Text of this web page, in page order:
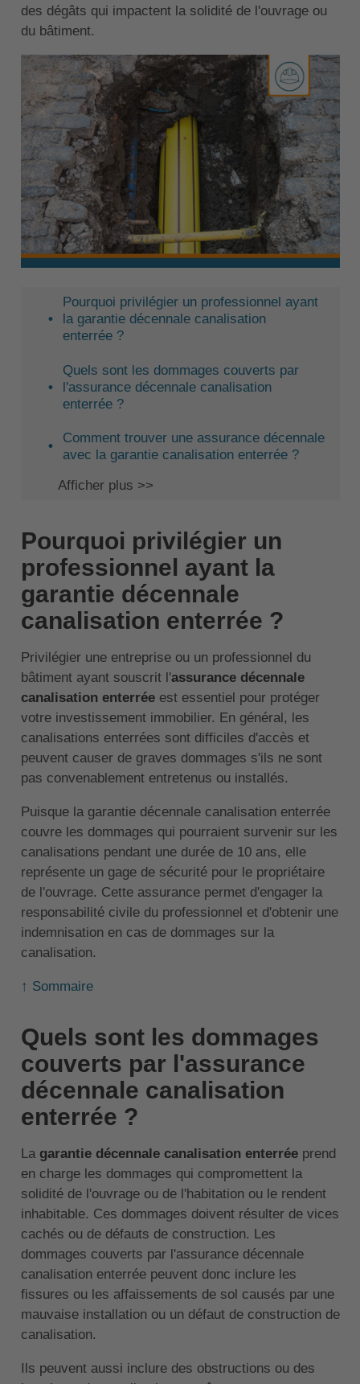
des dégâts qui impactent la solidité de l'ouvrage ou
du bâtiment.
Pourquoi privilégier un professionnel ayant
la garantie décennale canalisation
enterrée ?
Quels sont les dommages couverts par
l'assurance décennale canalisation
enterrée ?
Comment trouver une assurance décennale
avec la garantie canalisation enterrée ?
Afficher plus >>
Pourquoi privilégier un
professionnel ayant la
garantie décennale
canalisation enterrée ?
Privilégier une entreprise ou un professionnel du
bâtiment ayant souscrit l'assurance décennale
canalisation enterréeest essentiel pour protéger
votre investissement immobilier. En général, les
canalisations enterrées sont difficiles d'accès et
peuvent causer de graves dommages s'ils ne sont
pas convenablement entretenus ou installés.
Puisque la garantie décennale canalisation enterrée
couvre les dommages qui pourraient survenir sur les
canalisations pendant une durée de 10 ans, elle
représente un gage de sécurité pour le propriétaire
de l'ouvrage. Cette assurance permet d'engager la
responsabilité civile du professionnel et d'obtenir une
indemnisation en cas de dommages sur la
canalisation.
↑ Sommaire
Quels sont les dommages
couverts par l'assurance
décennale canalisation
enterrée ?
La garantie décennale canalisation enterréeprend
en charge les dommages qui compromettent la
solidité de l'ouvrage ou de l'habitation ou le rendent
inhabitable. Ces dommages doivent résulter de vices
cachés ou de défauts de construction. Les
dommages couverts par l'assurance décennale
canalisation enterrée peuvent donc inclure les
fissures ou les affaissements de sol causés par une
mauvaise installation ou un défaut de construction de
canalisation.
Ils peuvent aussi inclure des obstructions ou des